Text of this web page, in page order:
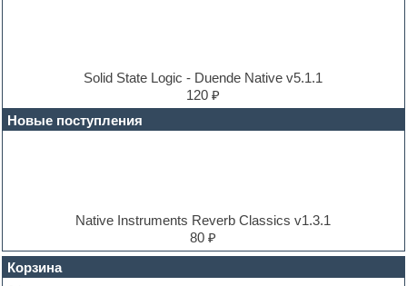
E-MU Samples
Electric guitar
Electric piano
EXS24 Instruments
FL Studio
Flute
Solid State Logic - Duende Native v5.1.1
120 ₽
Новые поступления
Native Instruments Reverb Classics v1.3.1
80 ₽
Корзина